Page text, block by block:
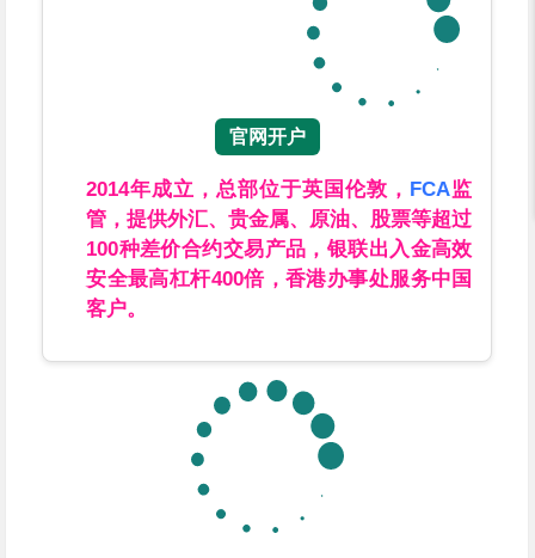
官网开户
2014年成立，总部位于英国伦敦， FCA监
管，提供外汇、贵金属、原油、股票等超过
100种差价合约交易产品，银联出入金高效
安全最高杠杆400倍，香港办事处服务中国
客户。